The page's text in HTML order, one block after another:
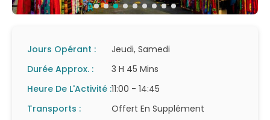
Jours Opérant :
Jeudi, Samedi
Durée Approx. :
3 H 45 Mins
Heure De L'Activité :11:00 - 14:45
Transports :
Offert En Supplément